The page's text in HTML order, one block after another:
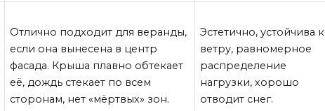
Отлично подходит для веранды,
если она вынесена в центр
фасада. Крыша плавно обтекает
её, дождь стекает по всем
сторонам, нет «мёртвых» зон.
Эстетично, устойчива к
ветру, равномерное
распределение
нагрузки, хорошо
отводит снег.